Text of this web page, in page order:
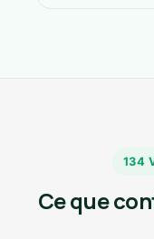
134
Ce que